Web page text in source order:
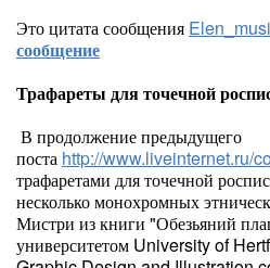
Это цитата сообщения
сообщение
Трафареты для точечной
В продолжение предыдущего
поста http://www.liveinternet.ru/
трафаретами для точечной
несколько монохромных
Мистри из книги "Обезьяний
университетом University of